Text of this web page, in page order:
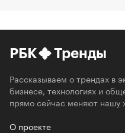
РБК Тренды
Рассказываем о трендах в
бизнесе, технологиях и
прямо сейчас меняют нашу
О проекте